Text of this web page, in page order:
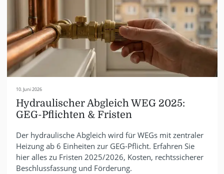
10. Juni 2026
Hydraulischer Abgleich WEG 2025:
GEG-Pflichten & Fristen
Der hydraulische Abgleich wird für WEGs mit zentraler
Heizung ab 6 Einheiten zur GEG-Pflicht. Erfahren Sie
hier alles zu Fristen 2025/2026, Kosten, rechtssicherer
Beschlussfassung und Förderung.